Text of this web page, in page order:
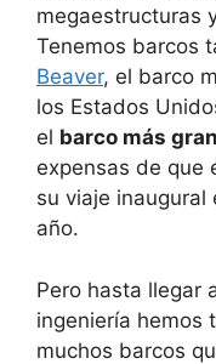
megaestructuras
Tenemos barcos
Beaver, el barco
los Estados
el barco más
expensas de que
su viaje
año.
Pero hasta llegar
ingeniería hemos
muchos barcos